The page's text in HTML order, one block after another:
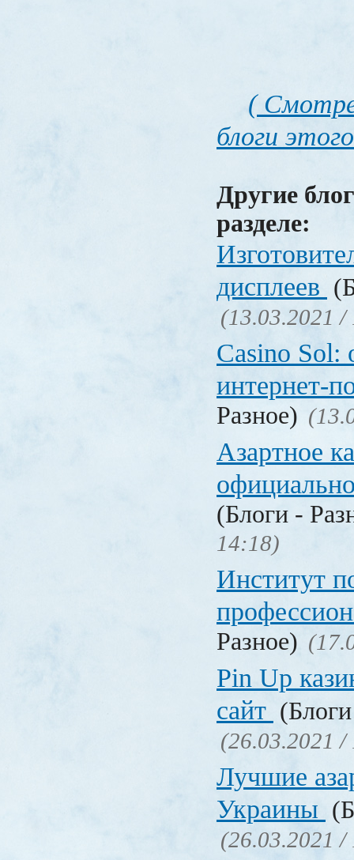
(
блоги
Другие
разделе:
дисплеев
(13.03.2021 /
Casino Sol:
интернет-
Разное)
Азартное
(Блоги -
14:18)
Институт
Разное)
Pin Up
сайт
(26.03.2021 /
Лучшие
Украины
(26.03.2021 /